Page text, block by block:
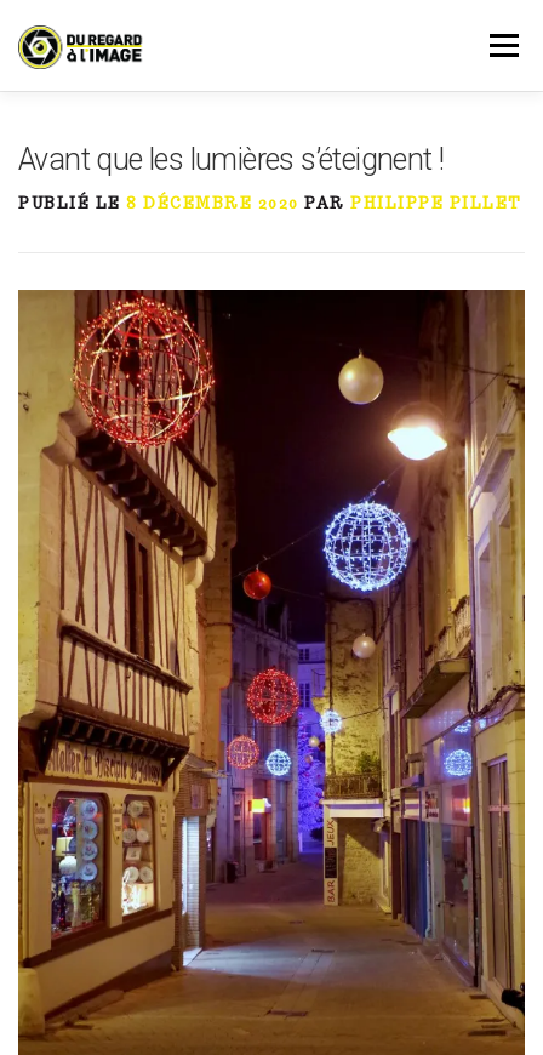
contenu
Menu
CONTACT
Avant que les lumières s’éteignent !
PUBLIÉ LE 8 DÉCEMBRE 2020 PAR PHILIPPE PILLET